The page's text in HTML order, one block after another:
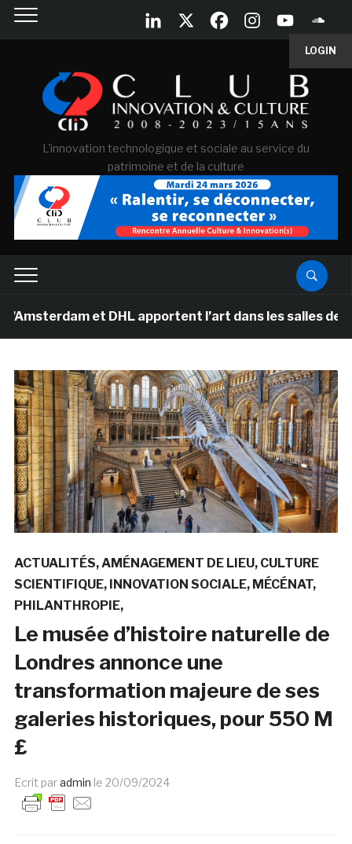
LOGIN
L'innovation technologique et sociale au service du
patrimoine et de la culture
et DHL apportent l’art dans les salles de classe
ACTUALITÉS AMÉNAGEMENT DE LIEU CULTURE
SCIENTIFIQUE INNOVATION SOCIALE MÉCÉNAT
PHILANTHROPIE
Le musée d’histoire naturelle de
Londres annonce une
transformation majeure de ses
galeries historiques, pour 550 M
£
Ecrit paradmin le 20/09/2024